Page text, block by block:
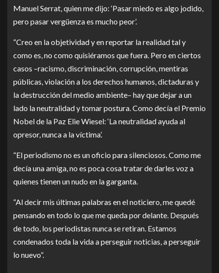
Manuel Serrat, quien me dijo: ‘Pasar miedo es algo jodido,
pero pasar vergüenza es mucho peor’.
“Creo en la objetividad y en reportar la realidad tal y
como es, no como quisiéramos que fuera. Pero en ciertos
casos –racismo, discriminación, corrupción, mentiras
públicas, violación a los derechos humanos, dictaduras y
la destrucción del medio ambiente– hay que dejar a un
lado la neutralidad y tomar postura. Como decía el Premio
Nobel de la Paz Elie Wiesel: ‘La neutralidad ayuda al
opresor, nunca a la víctima’.
“El periodismo no es un oficio para silenciosos. Como me
decía una amiga, no es poca cosa tratar de darles voz a
quienes tienen un nudo en la garganta.
“Al decir mis últimas palabras en el noticiero, me quedé
pensando en todo lo que me queda por delante. Después
de todo, los periodistas nunca se retiran. Estamos
condenados toda la vida a perseguir noticias, a perseguir
lo nuevo”.